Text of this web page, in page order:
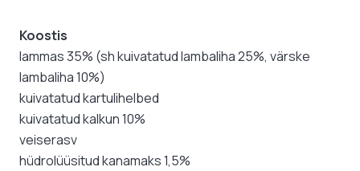
Koostis
lammas 35% (sh kuivatatud lambaliha 25%, värske
lambaliha 10%)
kuivatatud kartulihelbed
kuivatatud kalkun 10%
veiserasv
hüdrolüüsitud kanamaks 1,5%